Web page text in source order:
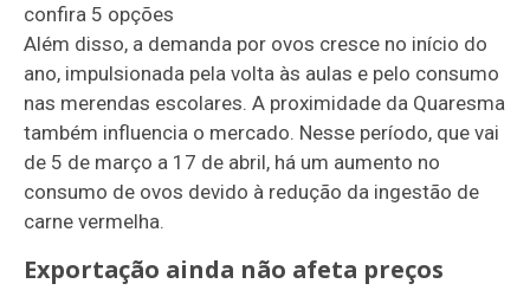
confira 5 opções
Além disso, a demanda por ovos cresce no início do
ano, impulsionada pela volta às aulas e pelo consumo
nas merendas escolares. A proximidade da Quaresma
também influencia o mercado. Nesse período, que vai
de 5 de março a 17 de abril, há um aumento no
consumo de ovos devido à redução da ingestão de
carne vermelha.
Exportação ainda não afeta preços